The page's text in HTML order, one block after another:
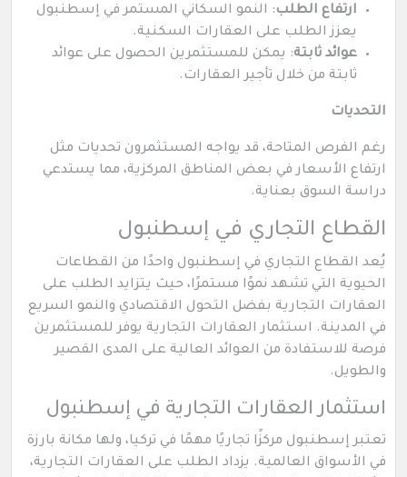
ارتفاع الطلب: النمو السكاني المستمر في إسطنبول
يعزز الطلب على العقارات السكنية.
عوائد ثابتة: يمكن للمستثمرين الحصول على عوائد
ثابتة من خلال تأجير العقارات.
التحديات
رغم الفرص المتاحة، قد يواجه المستثمرون تحديات مثل
ارتفاع الأسعار في بعض المناطق المركزية، مما يستدعي
دراسة السوق بعناية.
القطاع التجاري في إسطنبول
يُعد القطاع التجاري في إسطنبول واحدًا من القطاعات
الحيوية التي تشهد نموًا مستمرًا، حيث يتزايد الطلب على
العقارات التجارية بفضل التحول الاقتصادي والنمو السريع
في المدينة. استثمار العقارات التجارية يوفر للمستثمرين
فرصة للاستفادة من العوائد العالية على المدى القصير
والطويل.
استثمار العقارات التجارية في إسطنبول
تعتبر إسطنبول مركزًا تجاريًا مهمًا في تركيا، ولها مكانة بارزة
في الأسواق العالمية. يزداد الطلب على العقارات التجارية،